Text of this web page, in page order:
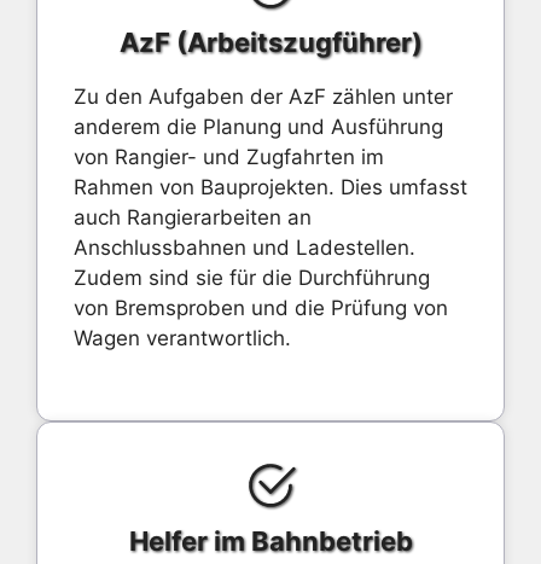
AzF (Arbeitszugführer)
Zu den Aufgaben der AzF zählen unter
anderem die Planung und Ausführung
von Rangier- und Zugfahrten im
Rahmen von Bauprojekten. Dies umfasst
auch Rangierarbeiten an
Anschlussbahnen und Ladestellen.
Zudem sind sie für die Durchführung
von Bremsproben und die Prüfung von
Wagen verantwortlich.
Helfer im Bahnbetrieb